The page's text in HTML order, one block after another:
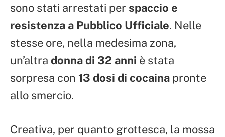
sono stati arrestati per spaccio e
resistenza a Pubblico Ufficiale. Nelle
stesse ore, nella medesima zona,
un’altra donna di 32 anni è stata
sorpresa con 13 dosi di cocaina pronte
allo smercio.
Creativa, per quanto grottesca, la mossa